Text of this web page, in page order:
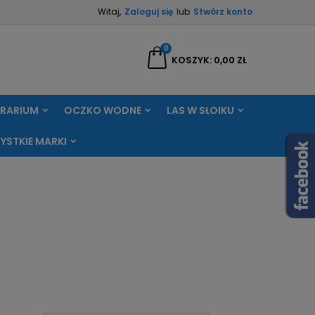
Witaj, Zaloguj się lub Stwórz konto
KOSZYK
0
0,00 ZŁ
OCZKO WODNE LAS W SŁOIKU
MARKI